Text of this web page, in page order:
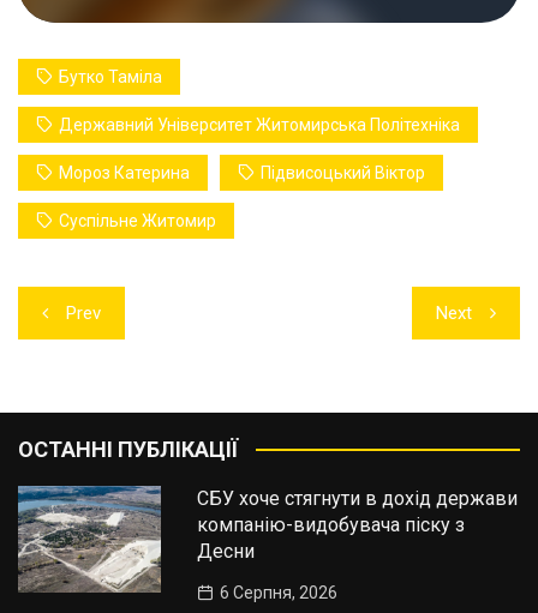
Бутко Таміла
Державний Університет Житомирська Політехніка
Мороз Катерина Підвисоцький Віктор
Суспільне Житомир
Навігація
записів
Prev Next
ОСТАННІ ПУБЛІКАЦІЇ
СБУ хоче стягнути в дохід держави
компанію-видобувача піску з
Десни
6 Серпня, 2026